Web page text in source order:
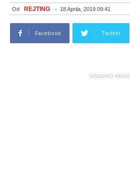
Od REJTING - 18 Aprila, 2019 09:41
Facebook Twitter
GRADIMO